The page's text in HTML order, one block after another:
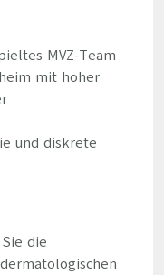
MVZ-Team
mit hoher
und diskrete
die